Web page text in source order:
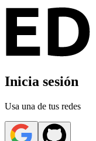
Inicia sesión
Usa una de tus redes